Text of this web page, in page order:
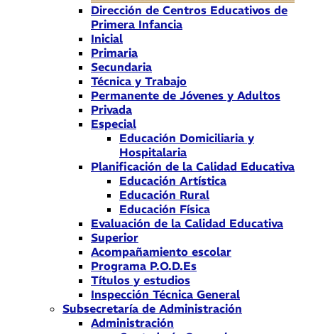
Dirección de Centros Educativos de
Primera Infancia
Inicial
Primaria
Secundaria
Técnica y Trabajo
Permanente de Jóvenes y Adultos
Privada
Especial
Educación Domiciliaria y
Hospitalaria
Planificación de la Calidad Educativa
Educación Artística
Educación Rural
Educación Física
Evaluación de la Calidad Educativa
Superior
Acompañamiento escolar
Programa P.O.D.Es
Títulos y estudios
Inspección Técnica General
Subsecretaría de Administración
Administración